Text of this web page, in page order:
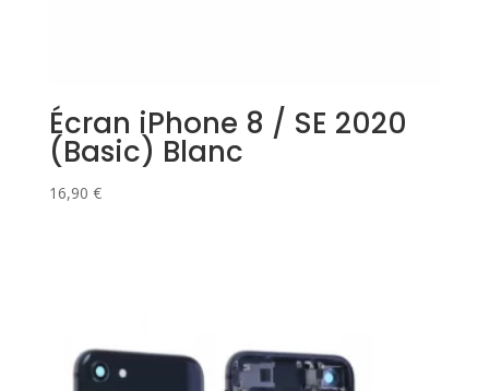
Écran iPhone 8 / SE 2020
(Basic) Blanc
16,90 €